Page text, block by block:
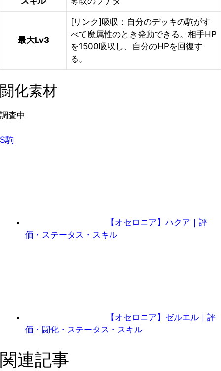
最大Lv3
[リンク]吸収：自分のデッキの駒がす
べて魔属性のとき発動できる。相手HP
を1500吸収し、自分のHPを回復す
る。
闘化素材
調査中
S駒
【オセロニア】ハクア｜評
価・ステータス・スキル
【オセロニア】ゼルエル｜評
価・闘化・ステータス・スキル
関連記事